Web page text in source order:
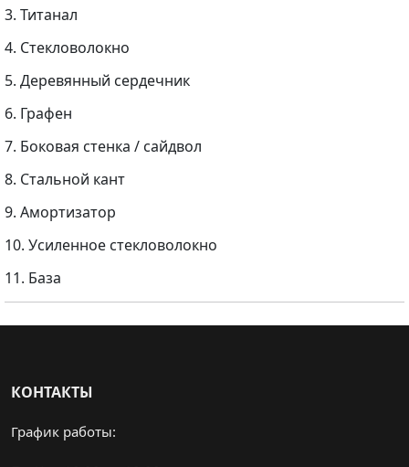
3. Титанал
4. Cтекловолокно
5. Деревянный сердечник
6. Графен
7. Боковая стенка / сайдвол
8. Стальной кант
9. Амортизатор
10. Усиленное стекловолокно
11. База
КОНТАКТЫ
График работы: